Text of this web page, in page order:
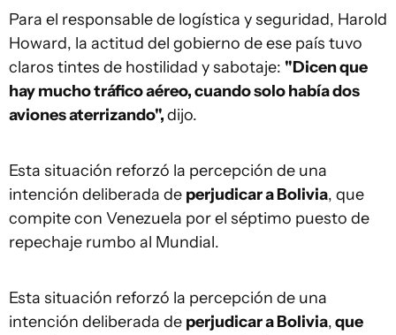
Para el responsable de logística y seguridad, Harold
Howard, la actitud del gobierno de ese país tuvo
claros tintes de hostilidad y sabotaje: "Dicen que
hay mucho tráfico aéreo, cuando solo había dos
aviones aterrizando",dijo.
Esta situación reforzó la percepción de una
intención deliberada de perjudicar a Bolivia, que
compite con Venezuela por el séptimo puesto de
repechaje rumbo al Mundial.
Esta situación reforzó la percepción de una
intención deliberada de perjudicar a Bolivia,que